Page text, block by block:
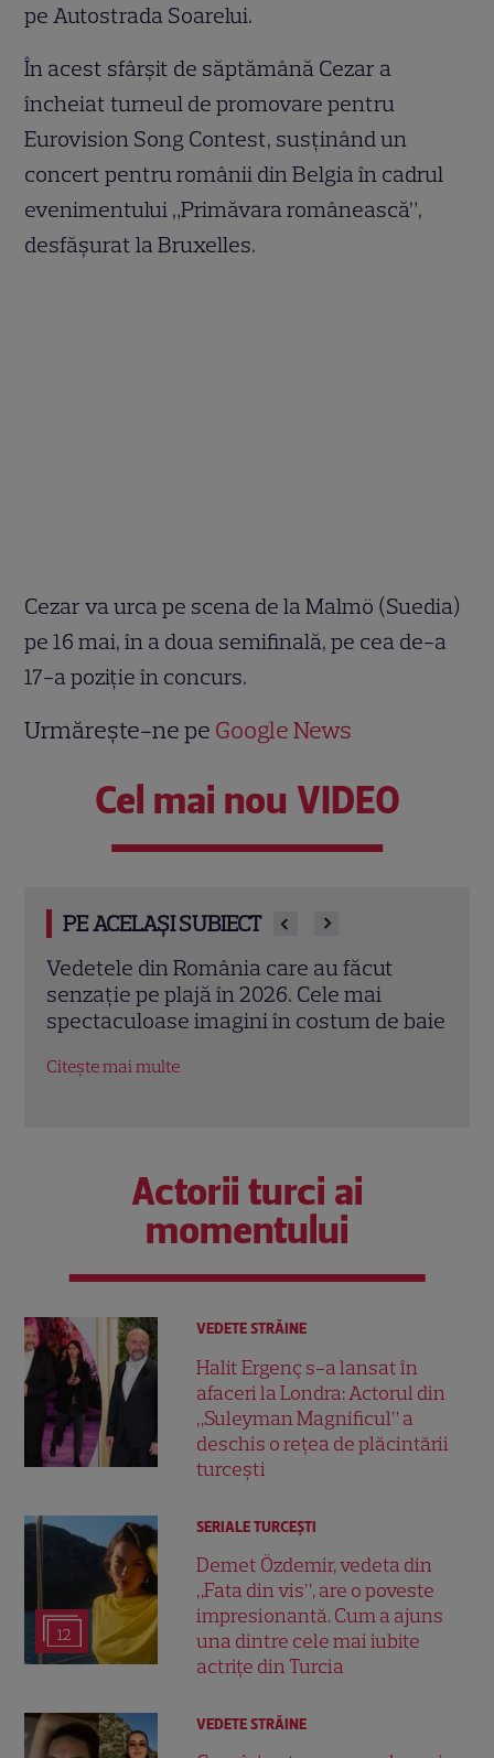
pe Autostrada Soarelui.
În acest sfârşit de săptămână Cezar a
încheiat turneul de promovare pentru
Eurovision Song Contest, susţinând un
concert pentru românii din Belgia în cadrul
evenimentului „Primăvara românească”,
desfăşurat la Bruxelles.
Cezar va urca pe scena de la Malmö (Suedia)
pe 16 mai, în a doua semifinală, pe cea de-a
17-a poziţie în concurs.
Urmărește-ne pe Google News
Cel mai nou VIDEO
PE ACELAȘI SUBIECT
Mihaela Rădulescu împlinește 57 de ani.
Povestea uneia dintre cele mai iubite
vedete TV și marea iubire alături de Felix
Actorii turci ai
momentului
VEDETE STRĂINE
Halit Ergenç s-a lansat în
afaceri la Londra: Actorul din
„Suleyman Magnificul” a
deschis o rețea de plăcintării
turcești
12
SERIALE TURCEŞTI
Demet Özdemir, vedeta din
„Fata din vis”, are o poveste
impresionantă. Cum a ajuns
una dintre cele mai iubite
actrițe din Turcia
VEDETE STRĂINE